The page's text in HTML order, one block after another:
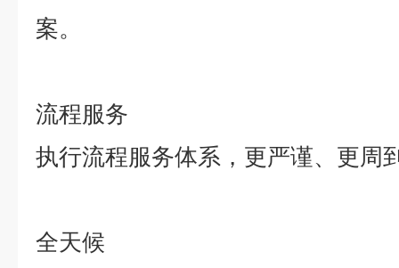
案。
流程服务
执行流程服务体系，更严谨、更周
全天候